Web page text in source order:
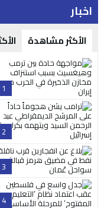
اخبار
الأكثر مشاهدة
1
2
3
4